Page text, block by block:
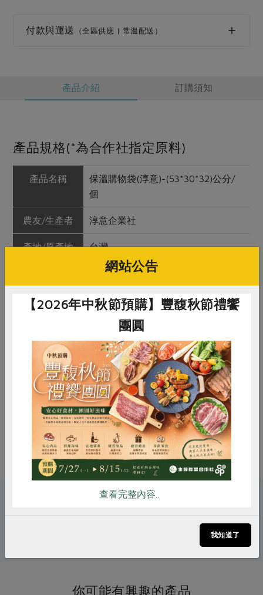
付款與運送 （全區供應 | 常溫配送）
產品介紹 訂購須知
產品規格(*為合作社指定原料)
產品名稱
保溫購物袋(淳意)-(53*30*32)公分/
個
農友/生產者 淳意企業社
產地/原產地 台灣
1個， 尺寸：上長53公分、下長30公
分、高32公分、底寬20公分
材質：尼龍布、鋁箔(鋁箔電鍍+PE塑
膠編織布)、EPE泡棉墊、織帶(尼龍)
產品說明
1.搭配保冷包或冰棍使用，更能保持
產品冷藏、冷凍鏈的連貫性
2.內層材質易保潔可用布擦式或清洗
注意事項
因布料彈性、測量起訖點、人工測量
方式不同等因素，與實際商品尺吋略
有誤差
關鍵字
你可能有興趣的產品
惜食 RPET 食譜 減硝酸鹽
雞蛋 食安 共同購買
網站公告
【2026年中秋節預購】豐馥秋節禮饗
團圓
查看完整內容..
我知道了